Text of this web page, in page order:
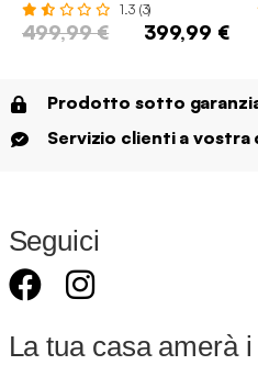
1.3 (3)
499,99 € 399,99 €
Prodotto sotto
Servizio clienti a vostra
Seguici
La tua casa amerà